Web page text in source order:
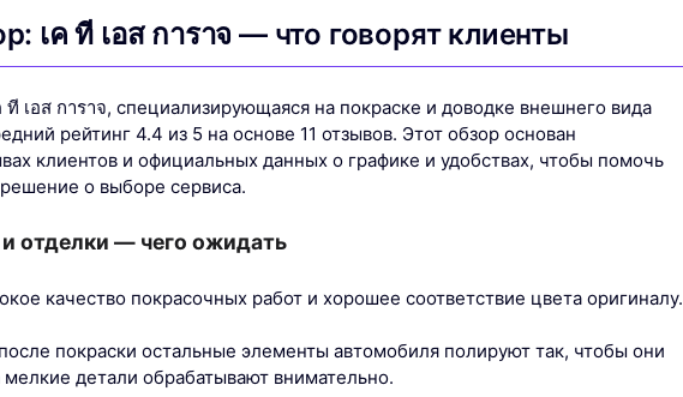
เค ที เอส การาจ — что говорят клиенты
ที เอส การาจ, специализирующаяся на покраске и доводке внешнего вида
рейтинг 4.4 из 5 на основе 11 отзывов. Этот обзор основан
клиентов и официальных данных о графике и удобствах, чтобы помочь
о выборе сервиса.
и отделки — чего ожидать
качество покрасочных работ и хорошее соответствие цвета оригиналу.
покраски остальные элементы автомобиля полируют так, чтобы они
детали обрабатывают внимательно.